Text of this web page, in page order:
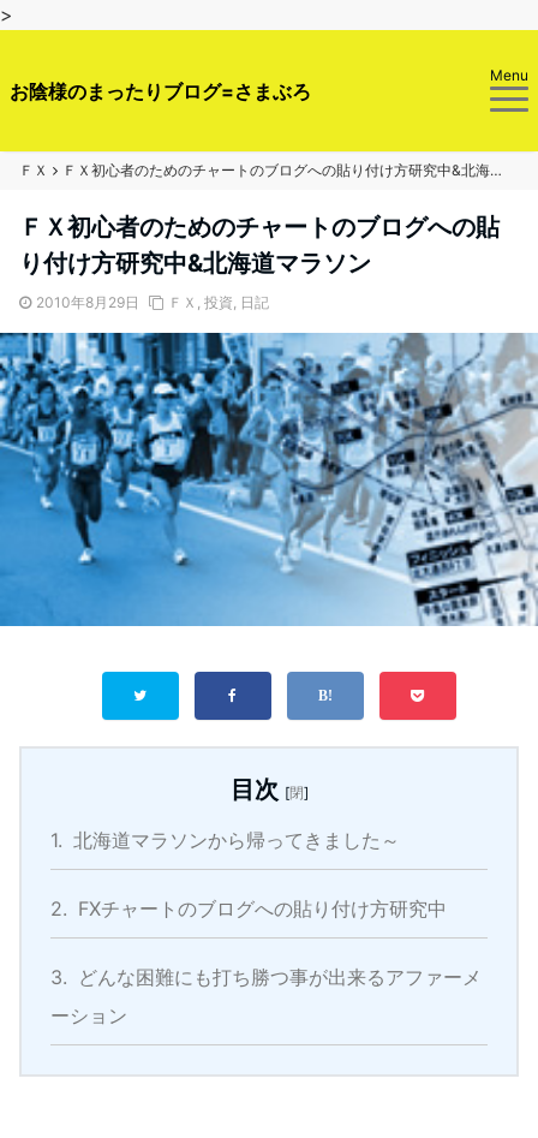
>
お陰様のまったりブログ=さまぶろ
Menu
ＦＸ ＦＸ初心者のためのチャートのブログへの貼り付け方研究中&北海道マラソン
ＦＸ初心者のためのチャートのブログへの貼
り付け方研究中&北海道マラソン
2010年8月29日 ＦＸ , 投資, 日記
目次 [閉]
1. 北海道マラソンから帰ってきました～
2. FXチャートのブログへの貼り付け方研究中
3. どんな困難にも打ち勝つ事が出来るアファーメ
ーション